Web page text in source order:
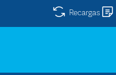
Recargas